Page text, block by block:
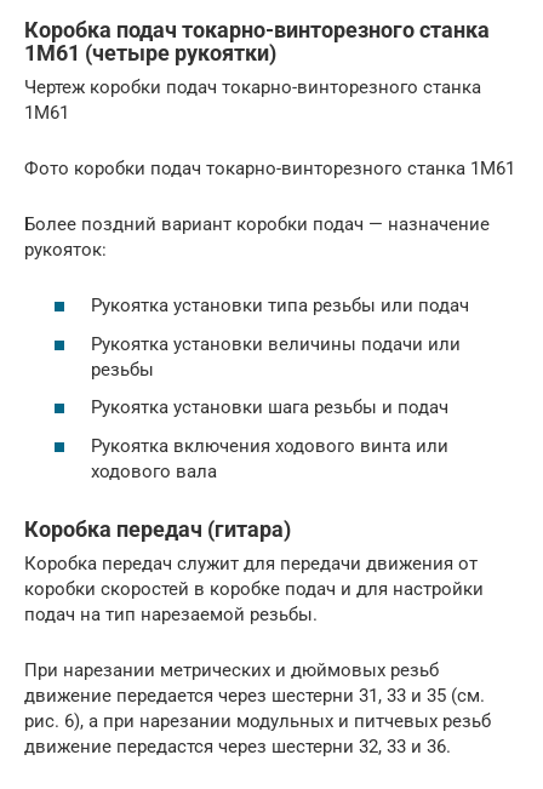
Коробка подач токарно-винторезного станка
1М61 (четыре рукоятки)
Чертеж коробки подач токарно-винторезного станка
1М61
Фото коробки подач токарно-винторезного станка 1М61
Более поздний вариант коробки подач — назначение
рукояток:
Рукоятка установки типа резьбы или подач
Рукоятка установки величины подачи или
резьбы
Рукоятка установки шага резьбы и подач
Рукоятка включения ходового винта или
ходового вала
Коробка передач (гитара)
Коробка передач служит для передачи движения от
коробки скоростей в коробке подач и для настройки
подач на тип нарезаемой резьбы.
При нарезании метрических и дюймовых резьб
движение передается через шестерни 31, 33 и 35 (см.
рис. 6), а при нарезании модульных и питчевых резьб
движение передастся через шестерни 32, 33 и 36.